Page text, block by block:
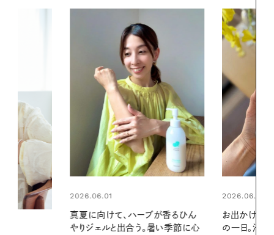
2026.06.01
お出かけ前のひと手間で変わる、夏
の一日。汗ばむ季節を「ごきげん」
2026.06.01
暑い夏のナイ
える夜の爽